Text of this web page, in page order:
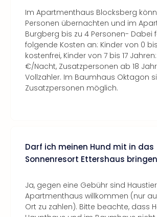
Im Apartmenthaus Blocksberg
Personen übernachten und im
Burgberg bis zu 4 Personen- Dabei
folgende Kosten an: Kinder von 0
kostenfrei, Kinder von 7 bis 17
€/Nacht, Zusatzpersonen ab 18
Vollzahler. Im Baumhaus Oktagon
Zusatzpersonen möglich.
Darf ich meinen Hund mit in das
Sonnenresort Ettershaus
Ja, gegen eine Gebühr sind
Apartmenthaus willkommen (nur
Ort zu zahlen). Bitte beachte, dass